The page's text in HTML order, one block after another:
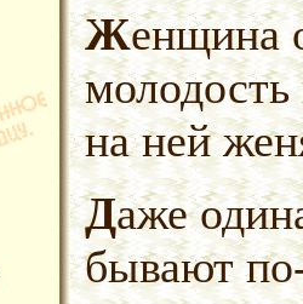
Женщина отдает нам свою
молодость
на ней
Даже одинаковыми женщины
бывают